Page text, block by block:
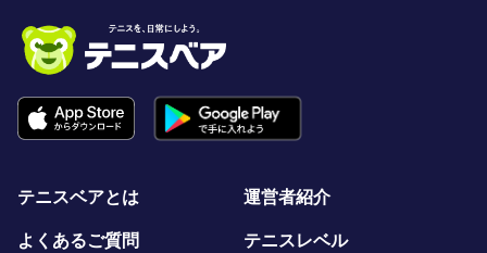
テニスベアとは 運営者紹介
よくあるご質問 テニスレベル